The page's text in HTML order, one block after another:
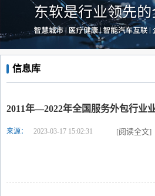
信息库
2011年—2022年全国服务外包行业
来源： 2023-03-17 15:02:31 [阅读全文]